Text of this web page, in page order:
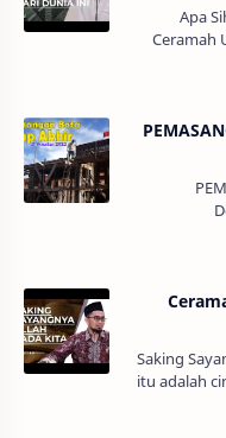
Apa
Ceramah
pada
Saking
itu adalah
besarnya